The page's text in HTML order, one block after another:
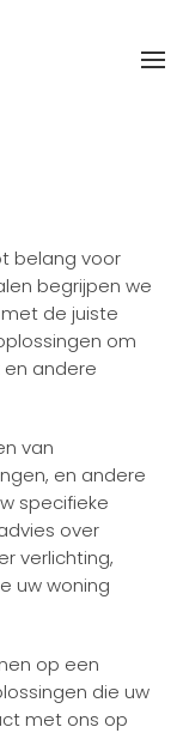
belang voor
begrijpen we
de juiste
om
andere
van
en andere
specifieke
over
verlichting,
uw woning
op een
die uw
met ons op